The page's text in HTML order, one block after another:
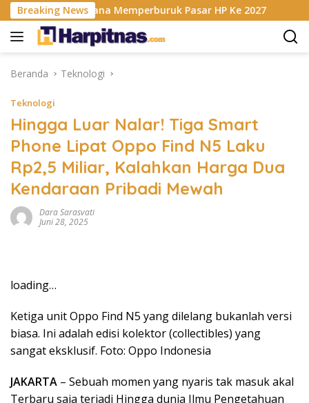
Langsung
ke
konten
Breaking News
Berencana Memperburuk Pasar HP Ke 2027
Beranda Teknologi
Teknologi
Hingga Luar Nalar! Tiga Smart
Phone Lipat Oppo Find N5 Laku
Rp2,5 Miliar, Kalahkan Harga Dua
Kendaraan Pribadi Mewah
Dara Sarasvati
Juni 28, 2025
loading…
Ketiga unit Oppo Find N5 yang dilelang bukanlah versi
biasa. Ini adalah edisi kolektor (collectibles) yang
sangat eksklusif. Foto: Oppo Indonesia
JAKARTA – Sebuah momen yang nyaris tak masuk akal
Terbaru saja terjadi Hingga dunia Ilmu Pengetahuan